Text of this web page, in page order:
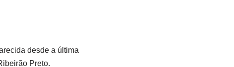
desde a última
Preto.